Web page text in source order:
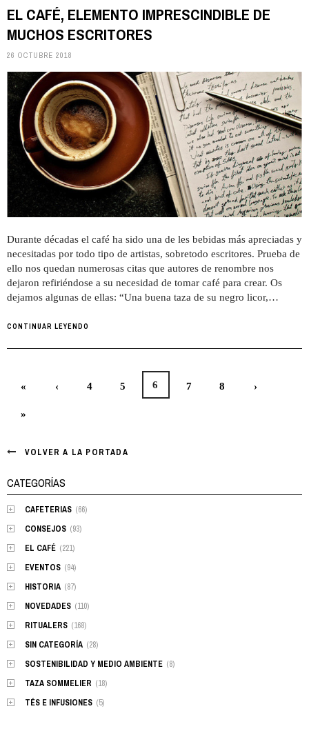
EL CAFÉ, ELEMENTO IMPRESCINDIBLE DE
MUCHOS ESCRITORES
26 OCTUBRE 2018
Durante décadas el café ha sido una de les bebidas más apreciadas y
necesitadas por todo tipo de artistas, sobretodo escritores. Prueba de
ello nos quedan numerosas citas que autores de renombre nos
dejaron refiriéndose a su necesidad de tomar café para crear. Os
dejamos algunas de ellas: “Una buena taza de su negro licor,…
CONTINUAR LEYENDO
Posts
navigation
« ‹ 4 5 6 7 8 ›
»
VOLVER A LA PORTADA
CATEGORÍAS
CAFETERIAS (66)
CONSEJOS (93)
EL CAFÉ (221)
EVENTOS (94)
HISTORIA (87)
NOVEDADES (110)
RITUALERS (168)
SIN CATEGORÍA (28)
SOSTENIBILIDAD Y MEDIO AMBIENTE (8)
TAZA SOMMELIER (18)
TÉS E INFUSIONES (5)